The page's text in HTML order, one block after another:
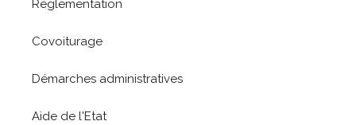
Réglementation
Covoiturage
Démarches administratives
Aide de l'Etat